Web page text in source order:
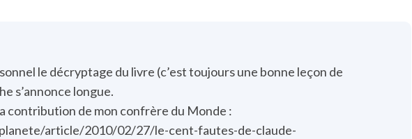
le décryptage du livre (c’est toujours une bonne leçon de
s’annonce longue.
contribution de mon confrère du Monde :
article/2010/02/27/le-cent-fautes-de-claude-